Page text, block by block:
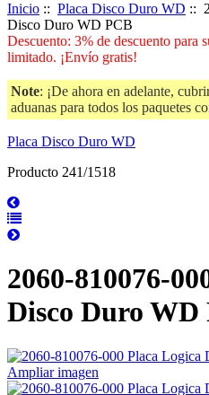
Inicio :: Placa Disco Duro WD ::
Disco Duro WD PCB
Descuento: 3% de descuento para
limitado. ¡Envío gratis!
Note: ¡De ahora en adelante,
aduanas para todos los paquetes
Placa Disco Duro WD
Producto 241/1518
2060-810076-
Disco Duro WD
Ampliar imagen